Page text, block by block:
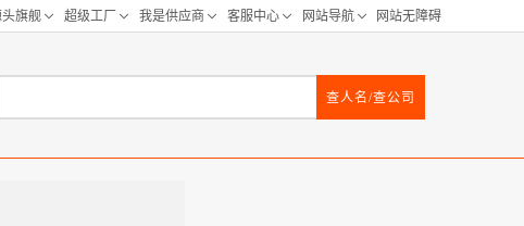
查人名/查公司